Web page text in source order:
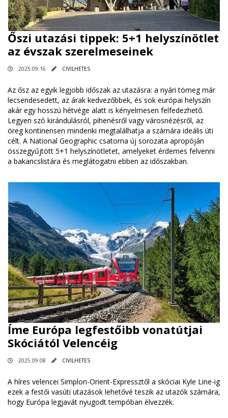
Őszi utazási tippek: 5+1 helyszínötlet
az évszak szerelmeseinek
2025.09.16 CIVILHETES
Az ősz az egyik legjobb időszak az utazásra: a nyári tömeg már
lecsendesedett, az árak kedvezőbbek, és sok európai helyszín
akár egy hosszú hétvége alatt is kényelmesen felfedezhető.
Legyen szó kirándulásról, pihenésről vagy városnézésről, az
öreg kontinensen mindenki megtalálhatja a számára ideális úti
célt. A National Geographic csatorna új sorozata apropóján
összegyűjtött 5+1 helyszínötletet, amelyeket érdemes felvenni
a bakancslistára és meglátogatni ebben az időszakban.
Íme Európa legfestőibb vonatútjai
Skóciától Velencéig
2025.09.08 CIVILHETES
A híres velencei Simplon-Orient-Expressztől a skóciai Kyle Line-ig
ezek a festői vasúti utazások lehetővé teszik az utazók számára,
hogy Európa legjavát nyugodt tempóban élvezzék.